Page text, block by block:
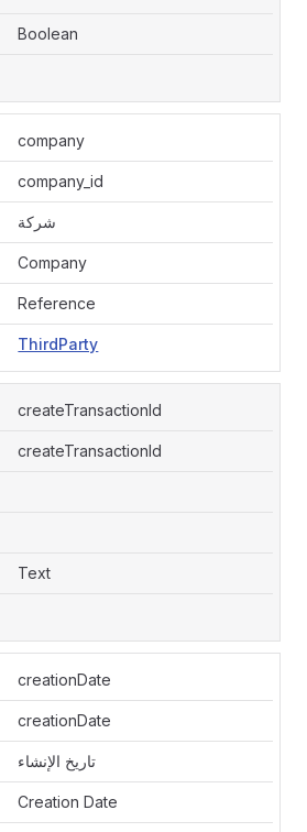
Boolean
company
company_id
شركة
Company
Reference
ThirdParty
createTransactionId
createTransactionId
Text
creationDate
creationDate
تاريخ الإنشاء
Creation Date